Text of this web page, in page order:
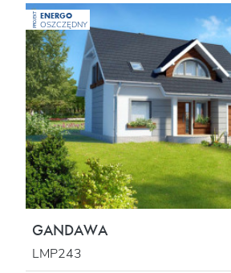
PROJEKT ENERGO
OSZCZĘDNY
GANDAWA
LMP243